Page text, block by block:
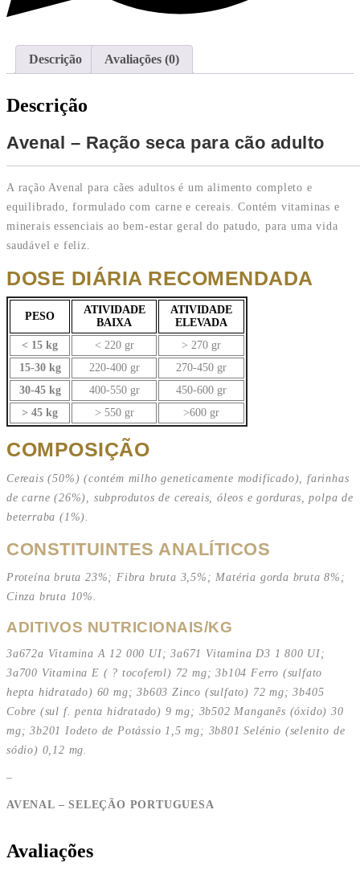
Descrição Avaliações (0)
Descrição
Avenal – Ração seca para cão adulto
A ração Avenal para cães adultos é um alimento completo e
equilibrado, formulado com carne e cereais. Contém vitaminas e
minerais essenciais ao bem-estar geral do patudo, para uma vida
saudável e feliz.
DOSE DIÁRIA RECOMENDADA
PESO
ATIVIDADE
BAIXA
ATIVIDADE
ELEVADA
< 15 kg
< 220 gr
> 270 gr
15-30 kg
220-400 gr
270-450 gr
30-45 kg
400-550 gr
450-600 gr
> 45 kg
> 550 gr >600 gr
COMPOSIÇÃO
Cereais (50%) (contém milho geneticamente modificado), farinhas
de carne (26%), subprodutos de cereais, óleos e gorduras, polpa de
beterraba (1%).
CONSTITUINTES ANALÍTICOS
Proteína bruta 23%; Fibra bruta 3,5%; Matéria gorda bruta 8%;
Cinza bruta 10%.
ADITIVOS NUTRICIONAIS/KG
3a672a Vitamina A 12 000 UI; 3a671 Vitamina D3 1 800 UI;
3a700 Vitamina E ( ? tocoferol) 72 mg; 3b104 Ferro (sulfato
hepta hidratado) 60 mg; 3b603 Zinco (sulfato) 72 mg; 3b405
Cobre (sul f. penta hidratado) 9 mg; 3b502 Manganês (óxido) 30
mg; 3b201 Iodeto de Potássio 1,5 mg; 3b801 Selénio (selenito de
sódio) 0,12 mg.
–
AVENAL – SELEÇÃO PORTUGUESA
Avaliações